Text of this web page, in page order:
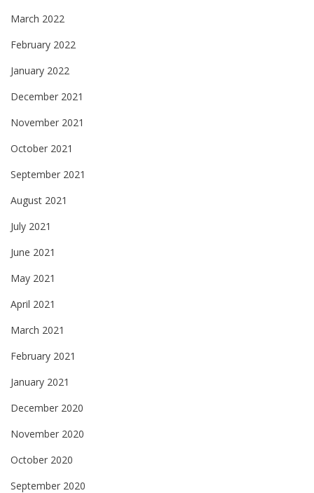
March 2022
February 2022
January 2022
December 2021
November 2021
October 2021
September 2021
August 2021
July 2021
June 2021
May 2021
April 2021
March 2021
February 2021
January 2021
December 2020
November 2020
October 2020
September 2020